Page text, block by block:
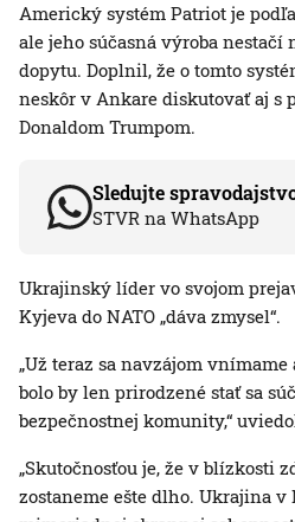
Americký systém Patriot je
ale jeho súčasná výroba nestačí
dopytu. Doplnil, že o tomto
neskôr v Ankare diskutovať aj s
Donaldom Trumpom.
Sledujte
STVR na WhatsApp
Ukrajinský líder vo svojom
Kyjeva do NATO „dáva zmysel“.
„Už teraz sa navzájom
bolo by len prirodzené stať sa
bezpečnostnej komunity,“
„Skutočnosťou je, že v blízkosti
zostaneme ešte dlho. Ukrajina v